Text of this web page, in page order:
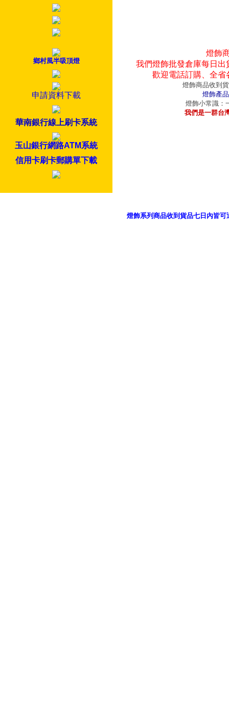
鄉村風半吸頂燈
申請資料下載
華南銀行線上刷卡系統
玉山銀行網路ATM系統
信用卡刷卡郵購單下載
燈飾
我們燈飾批發倉庫每日
歡迎電話訂購、全
燈飾商品收到
燈飾產
燈飾小常識：
我們是一群台
燈飾系列商品收到貨品七日內皆